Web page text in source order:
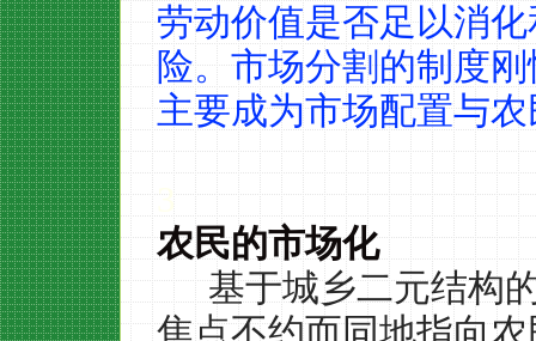
劳动价值是否足以消
险。市场分割的制度
主要成为市场配置与
3
农民的市场化
基于城乡二元结构
焦点不约而同地指向